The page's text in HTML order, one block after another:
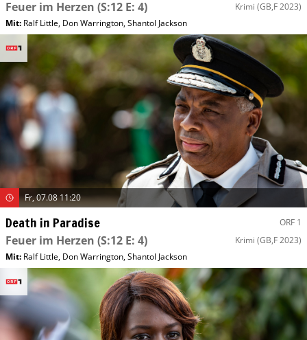
Feuer im Herzen (S:12 E: 4) Krimi (GB,F 2023)
Mit: Ralf Little, Don Warrington,Shantol Jackson
Fr, 07.08 11:20
Death in Paradise ORF 1
Feuer im Herzen (S:12 E: 4) Krimi (GB,F 2023)
Mit: Ralf Little, Don Warrington,Shantol Jackson